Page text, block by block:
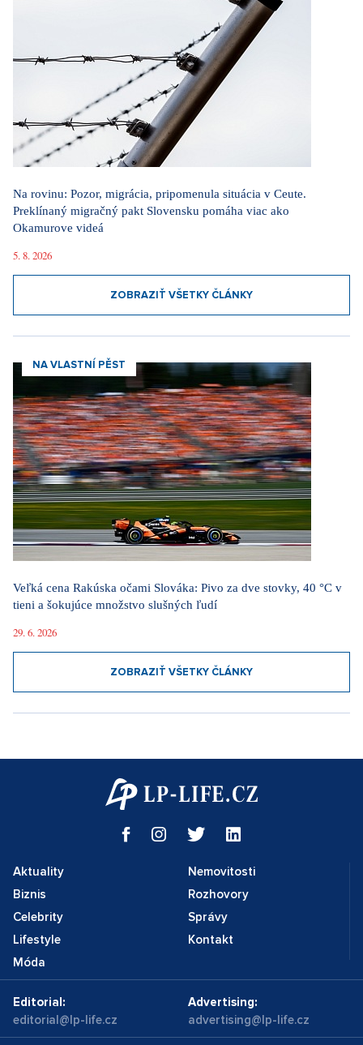
Na rovinu: Pozor, migrácia, pripomenula situácia v Ceute.
Preklínaný migračný pakt Slovensku pomáha viac ako
Okamurove videá
5. 8. 2026
ZOBRAZIŤ VŠETKY ČLÁNKY
NA VLASTNÍ PĚST
Veľká cena Rakúska očami Slováka: Pivo za dve stovky, 40 °C v
tieni a šokujúce množstvo slušných ľudí
29. 6. 2026
ZOBRAZIŤ VŠETKY ČLÁNKY
Aktuality
Biznis
Celebrity
Lifestyle
Móda
Nemovitosti
Rozhovory
Správy
Kontakt
Editorial:
editorial@lp-life.cz
Advertising:
advertising@lp-life.cz